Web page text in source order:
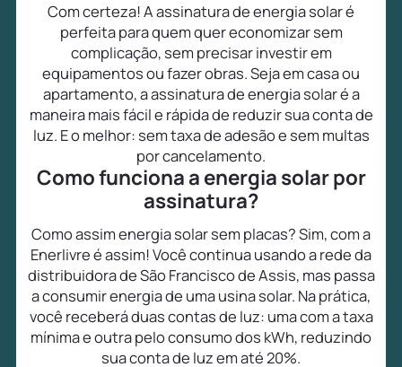
Com certeza! A assinatura de energia solar é
perfeita para quem quer economizar sem
complicação, sem precisar investir em
equipamentos ou fazer obras. Seja em casa ou
apartamento, a assinatura de energia solar é a
maneira mais fácil e rápida de reduzir sua conta de
luz. E o melhor: sem taxa de adesão e sem multas
por cancelamento.
Como funciona a energia solar por
assinatura?
Como assim energia solar sem placas? Sim, com a
Enerlivre é assim! Você continua usando a rede da
distribuidora de São Francisco de Assis, mas passa
a consumir energia de uma usina solar. Na prática,
você receberá duas contas de luz: uma com a taxa
mínima e outra pelo consumo dos kWh, reduzindo
sua conta de luz em até 20%.